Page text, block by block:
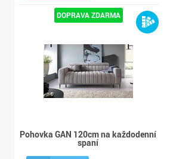
31 190 Kč
Pohovka GAN 120cm na každodenní
spaní